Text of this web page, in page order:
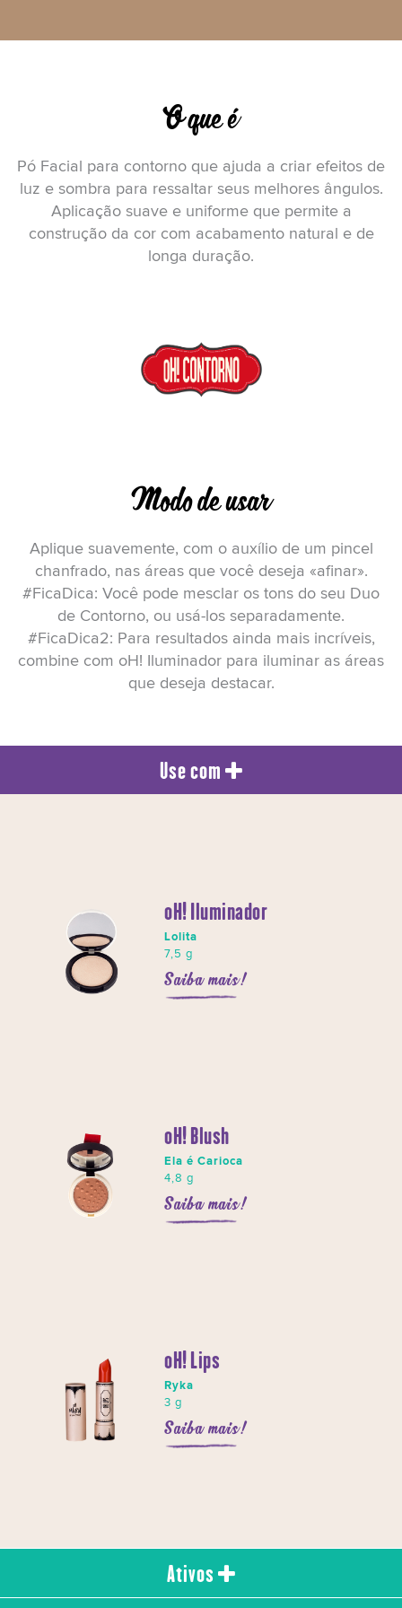
O que é
Pó Facial para contorno que ajuda a criar efeitos de
luz e sombra para ressaltar seus melhores ângulos.
Aplicação suave e uniforme que permite a
construção da cor com acabamento natural e de
longa duração.
Modo de usar
Aplique suavemente, com o auxílio de um pincel
chanfrado, nas áreas que você deseja «afinar».
#FicaDica: Você pode mesclar os tons do seu Duo
de Contorno, ou usá-los separadamente.
#FicaDica2: Para resultados ainda mais incríveis,
combine com oH! Iluminador para iluminar as áreas
que deseja destacar.
Use com
oH! Iluminador
Lolita
7,5 g
Saiba mais!
oH! Blush
Ela é Carioca
4,8 g
Saiba mais!
oH! Lips
Ryka
3 g
Saiba mais!
Ativos